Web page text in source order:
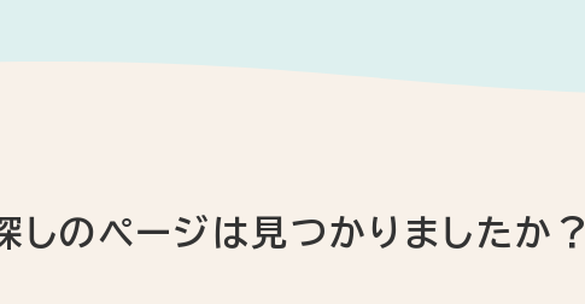
しのページは 見つかりましたか？